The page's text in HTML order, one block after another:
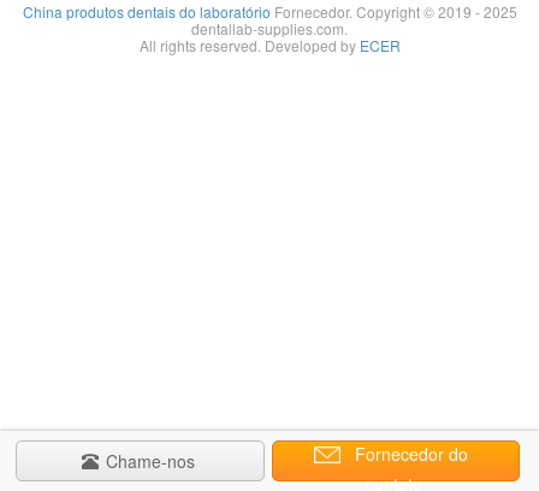
Chame-nos
Fornecedor do
contato
China produtos dentais do laboratório Fornecedor. Copyright © 2019 - 2025
dentallab-supplies.com.
All rights reserved. Developed by ECER